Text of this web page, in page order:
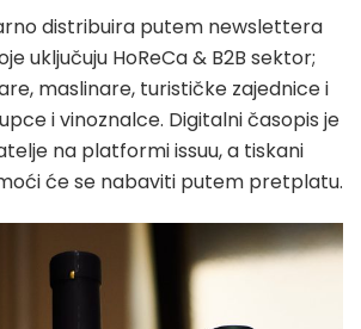
distribuira putem newslettera
uključuju HoReCa & B2B sektor;
maslinare, turističke zajednice i
i vinoznalce. Digitalni časopis je
na platformi issuu, a tiskani
će se nabaviti putem pretplatu.